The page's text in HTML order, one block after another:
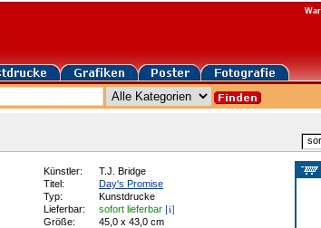
Künstler:
T.J. Bridge
Titel:
Day's Promise
Typ:
Kunstdrucke
Lieferbar:
sofort lieferbar [i]
Größe:
45,0 x 43,0 cm